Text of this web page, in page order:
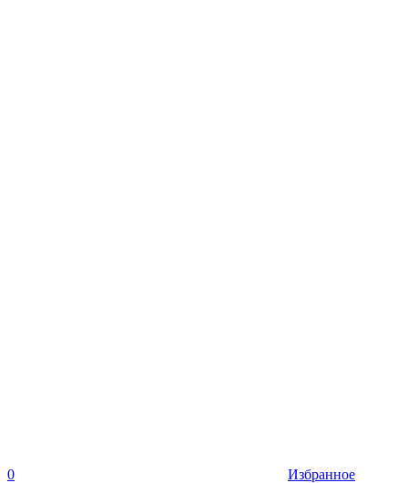
0 Избранное